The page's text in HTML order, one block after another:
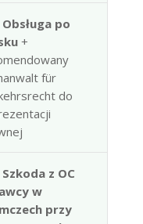
Obsługa po
+
für
do
Szkoda z OC
w
przy